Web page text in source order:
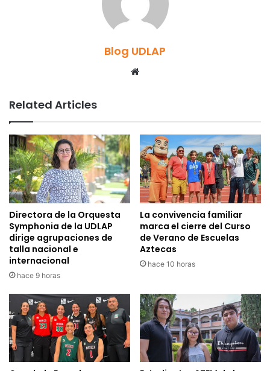
Blog UDLAP
Related Articles
Directora de la Orquesta
Symphonia de la UDLAP
dirige agrupaciones de
talla nacional e
internacional
hace 9 horas
La convivencia familiar
marca el cierre del Curso
de Verano de Escuelas
Aztecas
hace 10 horas